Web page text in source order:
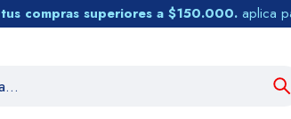
compras superiores a $150.000. aplica